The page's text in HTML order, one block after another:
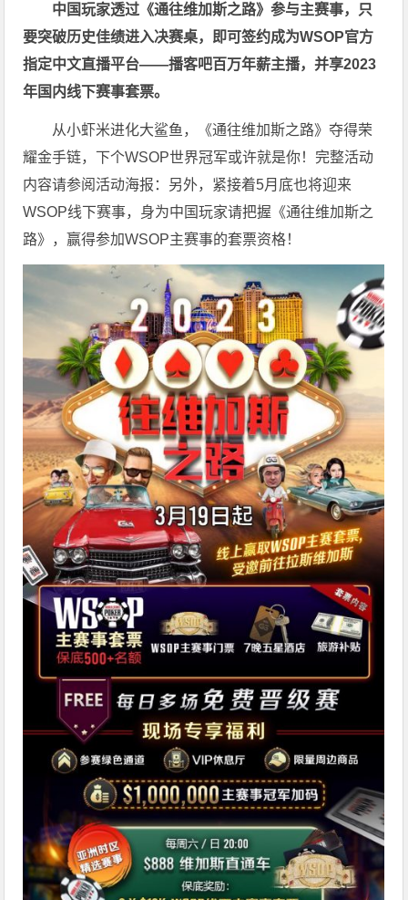
中国玩家透过《通往维加斯之路》参与主赛事，只
要突破历史佳绩进入决赛桌，即可签约成为WSOP官方
指定中文直播平台——播客吧百万年薪主播，并享2023
年国内线下赛事套票。
从小虾米进化大鲨鱼，《通往维加斯之路》夺得荣
耀金手链，下个WSOP世界冠军或许就是你！完整活动
内容请参阅活动海报： 另外，紧接着5月底也将迎来
WSOP线下赛事，身为中国玩家请把握《通往维加斯之
路》，赢得参加WSOP主赛事的套票资格！